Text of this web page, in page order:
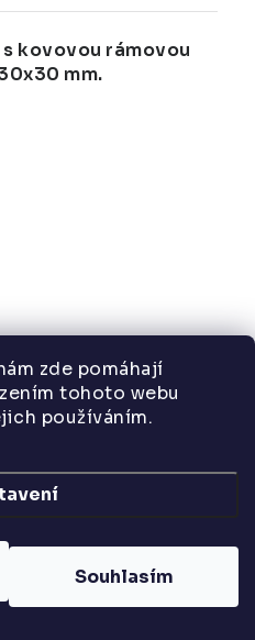
zde pomáhají
tohoto webu
používáním.
Souhlasím
kovovou rámovou
mm.